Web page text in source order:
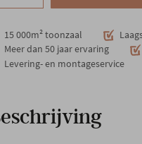
15 000m² toonzaal
Meer dan 50 jaar ervaring
Levering- en montageservice